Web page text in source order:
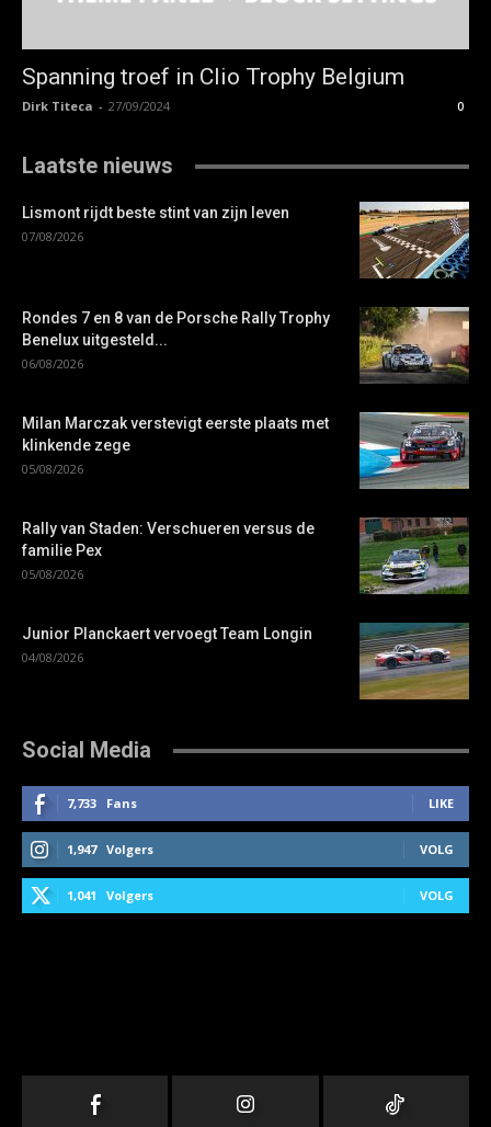
Spanning troef in Clio Trophy Belgium
Dirk Titeca - 27/09/2024 0
Laatste nieuws
Lismont rijdt beste stint van zijn leven
07/08/2026
Rondes 7 en 8 van de Porsche Rally Trophy
Benelux uitgesteld...
06/08/2026
Milan Marczak verstevigt eerste plaats met
klinkende zege
05/08/2026
Rally van Staden: Verschueren versus de
familie Pex
05/08/2026
Junior Planckaert vervoegt Team Longin
04/08/2026
Social Media
7,733 Fans LIKE
1,947 Volgers VOLG
1,041 Volgers VOLG